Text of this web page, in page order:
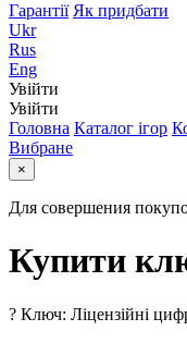
Гарантії Як придбати
Ukr
Rus
Eng
Увійти
Увійти
Головна Каталог ігор
Вибране
×
Для совершения
Купити
? Ключ: Ліцензійні